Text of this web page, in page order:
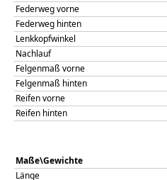
Federweg vorne
Federweg hinten
Lenkkopfwinkel
Nachlauf
Felgenmaß vorne
Felgenmaß hinten
Reifen vorne
Reifen hinten
Maße\Gewichte
Länge